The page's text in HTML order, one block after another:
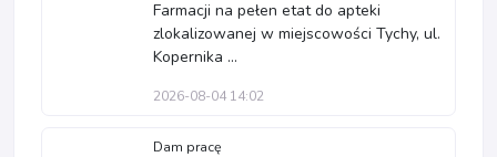
Farmacji na pełen etat do apteki
zlokalizowanej w miejscowości Tychy, ul.
Kopernika ...
2026-08-04 14:02
Dam pracę